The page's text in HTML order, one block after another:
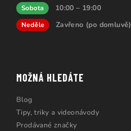
Sobota 10:00 – 19:00
Neděle Zavřeno (po domluvě)
MOŽNÁ HLEDÁTE
Blog
Tipy, triky a videonávody
Prodávané značky